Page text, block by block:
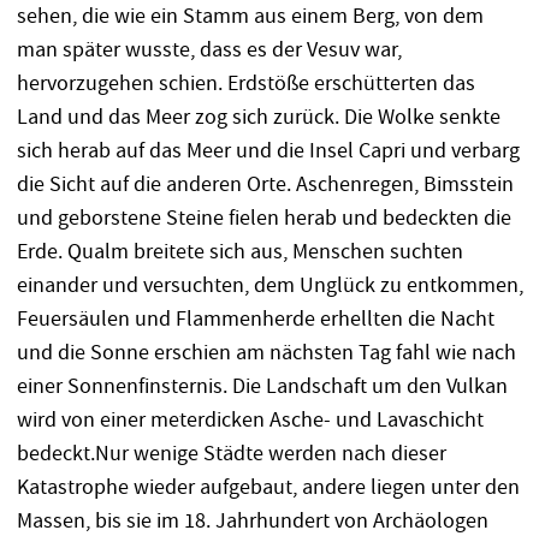
sehen, die wie ein Stamm aus einem Berg, von dem
man später wusste, dass es der Vesuv war,
hervorzugehen schien. Erdstöße erschütterten das
Land und das Meer zog sich zurück. Die Wolke senkte
sich herab auf das Meer und die Insel Capri und verbarg
die Sicht auf die anderen Orte. Aschenregen, Bimsstein
und geborstene Steine fielen herab und bedeckten die
Erde. Qualm breitete sich aus, Menschen suchten
einander und versuchten, dem Unglück zu entkommen,
Feuersäulen und Flammenherde erhellten die Nacht
und die Sonne erschien am nächsten Tag fahl wie nach
einer Sonnenfinsternis. Die Landschaft um den Vulkan
wird von einer meterdicken Asche- und Lavaschicht
bedeckt.Nur wenige Städte werden nach dieser
Katastrophe wieder aufgebaut, andere liegen unter den
Massen, bis sie im 18. Jahrhundert von Archäologen